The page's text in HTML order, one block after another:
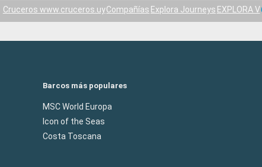
Cruceros www.cruceros.uyCompañías Explora Journeys EXPLORA V
Barcos más populares
MSC World Europa
Icon of the Seas
Costa Toscana